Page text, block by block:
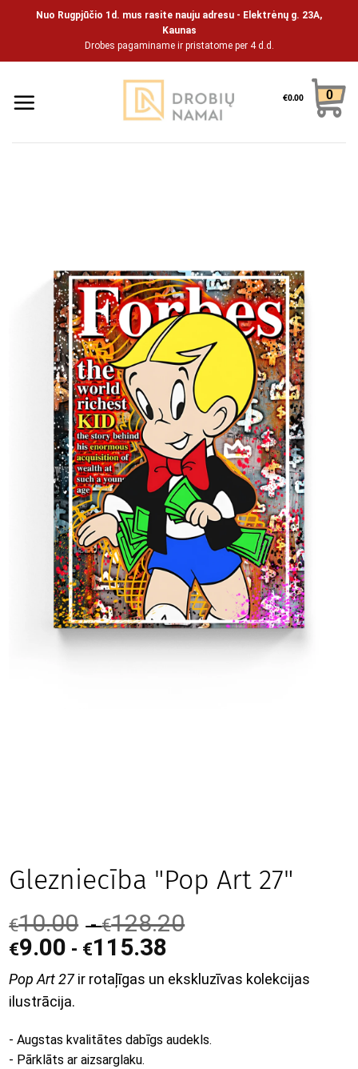
Nuo Rugpjūčio 1d. mus rasite nauju adresu - Elektrėnų g. 23A,
Kaunas
Drobes pagaminame ir pristatome per 4 d.d.
€0.00 0
Glezniecība "Pop Art 27"
€10.00 -€128.20
€9.00 - €115.38
Pop Art 27ir rotaļīgas un ekskluzīvas kolekcijas
ilustrācija.
- Augstas kvalitātes dabīgs audekls.
- Pārklāts ar aizsarglaku.